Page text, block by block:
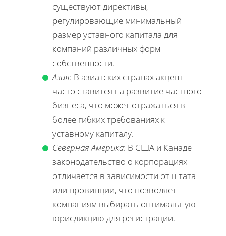
существуют директивы,
регулировающие минимальный
размер уставного капитала для
компаний различных форм
собственности.
Азия: В азиатских странах акцент
часто ставится на развитие частного
бизнеса, что может отражаться в
более гибких требованиях к
уставному капиталу.
Северная Америка: В США и Канаде
законодательство о корпорациях
отличается в зависимости от штата
или провинции, что позволяет
компаниям выбирать оптимальную
юрисдикцию для регистрации.